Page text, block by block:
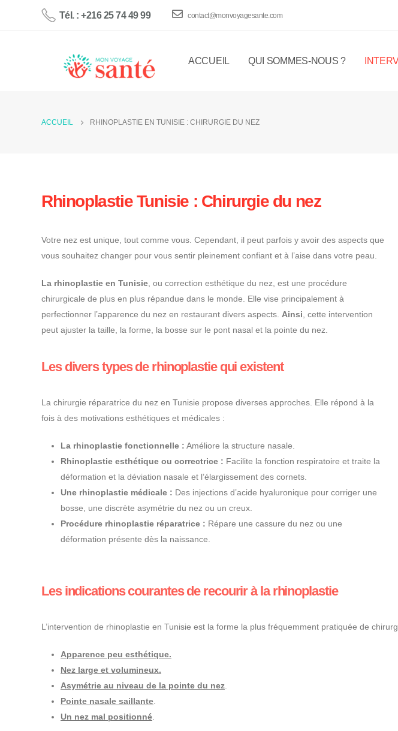
Tél. : +216 25 74 49 99 contact@monvoyagesante.com
ACCUEIL QUI SOMMES-NOUS ?
ACCUEIL RHINOPLASTIE EN TUNISIE : CHIRURGIE DU NEZ
Rhinoplastie Tunisie : Chirurgie du nez
Votre nez est unique, tout comme vous. Cependant, il peut parfois y avoir des aspects que
vous souhaitez changer pour vous sentir pleinement confiant et à l’aise dans votre peau.
La rhinoplastie en Tunisie , ou correction esthétique du nez, est une procédure
chirurgicale de plus en plus répandue dans le monde. Elle vise principalement à
perfectionner l’apparence du nez en restaurant divers aspects. Ainsi , cette intervention
peut ajuster la taille, la forme, la bosse sur le pont nasal et la pointe du nez.
Les divers types de rhinoplastie qui existent
La chirurgie réparatrice du nez en Tunisie propose diverses approches. Elle répond à la
fois à des motivations esthétiques et médicales :
La rhinoplastie fonctionnelle : Améliore la structure nasale.
Rhinoplastie esthétique ou correctrice : Facilite la fonction respiratoire et traite la
déformation et la déviation nasale et l’élargissement des cornets.
Une rhinoplastie médicale : Des injections d’acide hyaluronique pour corriger une
bosse, une discrète asymétrie du nez ou un creux.
Procédure rhinoplastie réparatrice : Répare une cassure du nez ou une
déformation présente dès la naissance.
Les indications courantes de recourir à la rhinoplastie
L’intervention de rhinoplastie en Tunisie est la forme la plus fréquemment pratiquée de
Apparence peu esthétique.
Nez large et volumineux.
Asymétrie au niveau de la pointe du nez
Pointe nasale saillante
Un nez mal positionné